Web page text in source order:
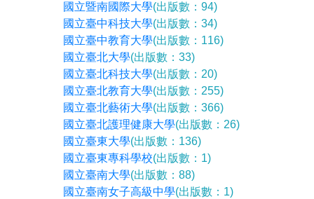
國立暨南國際大學(出版數：94)
國立臺中科技大學(出版數：34)
國立臺中教育大學(出版數：116)
國立臺北大學(出版數：33)
國立臺北科技大學(出版數：20)
國立臺北教育大學(出版數：255)
國立臺北藝術大學(出版數：366)
國立臺北護理健康大學(出版數：26)
國立臺東大學(出版數：136)
國立臺東專科學校(出版數：1)
國立臺南大學(出版數：88)
國立臺南女子高級中學(出版數：1)